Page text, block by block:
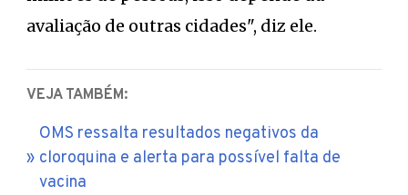
avaliação de outras cidades", diz ele.
VEJA TAMBÉM:
OMS ressalta resultados negativos da
cloroquina e alerta para possível falta de
vacina